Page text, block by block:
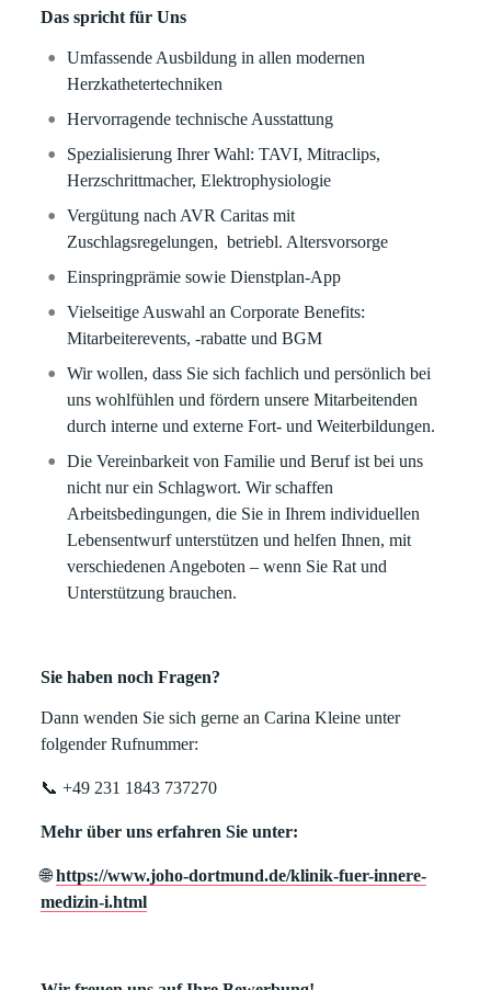
Das spricht für Uns
Umfassende Ausbildung in allen modernen
Herzkathetertechniken
Hervorragende technische Ausstattung
Spezialisierung Ihrer Wahl: TAVI, Mitraclips,
Herzschrittmacher, Elektrophysiologie
Vergütung nach AVR Caritas mit
Zuschlagsregelungen, betriebl. Altersvorsorge
Einspringprämie sowie Dienstplan-App
Vielseitige Auswahl an Corporate Benefits:
Mitarbeiterevents, -rabatte und BGM
Wir wollen, dass Sie sich fachlich und persönlich bei
uns wohlfühlen und fördern unsere Mitarbeitenden
durch interne und externe Fort- und Weiterbildungen.
Die Vereinbarkeit von Familie und Beruf ist bei uns
nicht nur ein Schlagwort. Wir schaffen
Arbeitsbedingungen, die Sie in Ihrem individuellen
Lebensentwurf unterstützen und helfen Ihnen, mit
verschiedenen Angeboten – wenn Sie Rat und
Unterstützung brauchen.
Sie haben noch Fragen?
Dann wenden Sie sich gerne an Carina Kleine unter
folgender Rufnummer:
📞 +49 231 1843 737270
Mehr über uns erfahren Sie unter:
🌐 https://www.joho-dortmund.de/klinik-fuer-innere-
medizin-i.html